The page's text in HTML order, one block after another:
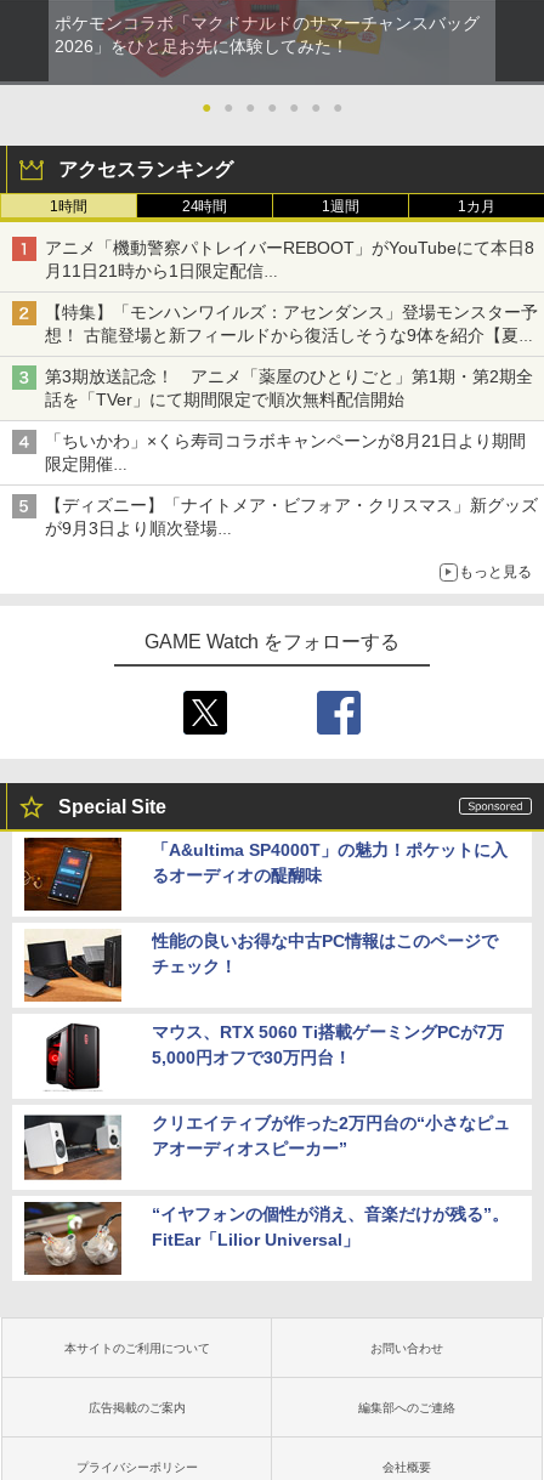
ポケモンコラボ「マクドナルドのサマーチャンスバッグ
2026」をひと足お先に体験してみた！
● ● ● ● ● ● ●
アクセスランキング
1時間 24時間 1週間 1カ月
アニメ「機動警察パトレイバーREBOOT」がYouTubeにて本日8
月11日21時から1日限定配信
8月14日にはU-NEXTで限定配信
【特集】「モンハンワイルズ：アセンダンス」登場モンスター予
想！ 古龍登場と新フィールドから復活しそうな9体を紹介【夏休
み特集2026】
第3期放送記念！ アニメ「薬屋のひとりごと」第1期・第2期全
話を「TVer」にて期間限定で順次無料配信開始
「ちいかわ」×くら寿司コラボキャンペーンが8月21日より期間
限定開催
オリジナルの湯呑みや寿司皿が景品に登場！
【ディズニー】「ナイトメア・ビフォア・クリスマス」新グッズ
が9月3日より順次登場
もっと見る
GAME Watch をフォローする
Special Site
「A&ultima SP4000T」の魅力！ポケットに入
るオーディオの醍醐味
性能の良いお得な中古PC情報はこのページで
チェック！
マウス、RTX 5060 Ti搭載ゲーミングPCが7万
5,000円オフで30万円台！
クリエイティブが作った2万円台の“小さなピュ
アオーディオスピーカー”
“イヤフォンの個性が消え、音楽だけが残る”。
FitEar「Lilior Universal」
本サイトのご利用について お問い合わせ
広告掲載のご案内 編集部へのご連絡
プライバシーポリシー 会社概要